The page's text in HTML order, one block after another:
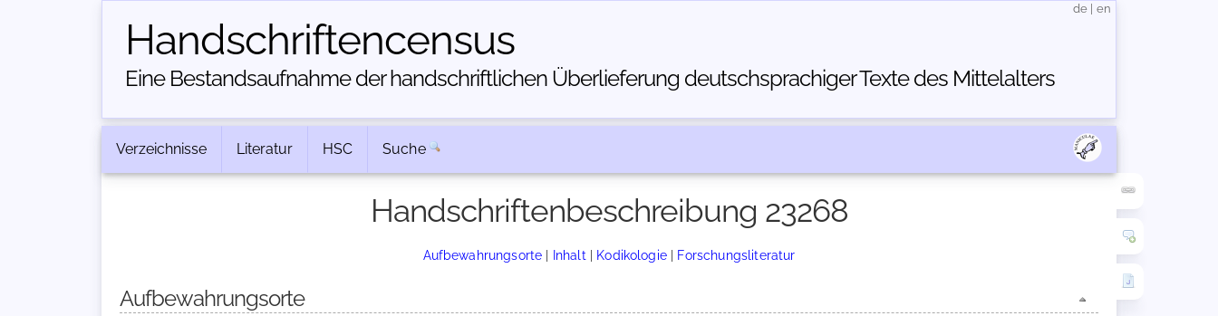
Handschriften­census
Eine Bestandsaufnahme der handschriftlichen Über­lieferung deutschsprachiger Texte des Mittelalters
de en
Verzeichnisse Literatur HSC Suche
Handschriftenbeschreibung 23268
Aufbewahrungsorte | Inhalt | Kodikologie| Forschungsliteratur
Aufbewahrungsorte